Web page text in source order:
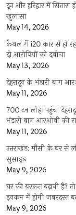
दून और हरिद्वार में
खुलासा
May 14, 2026
कैथल में i20 कार से हो
दो आरोपियों को दबोचा
May 13, 2026
देहरादून के भंडारी बाग
May 11, 2026
700 टन लोहा पहुंचा
भंडारी बाग आरओबी की
May 11, 2026
उत्तराखंड: मौसी के घर से
सुसाइड
May 9, 2026
घर की बरकत बढ़ानी है?
इनकम में होगी जबरदस्त
May 9, 2026